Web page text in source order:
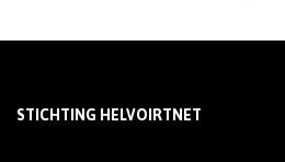
STICHTING HELVOIRTNET